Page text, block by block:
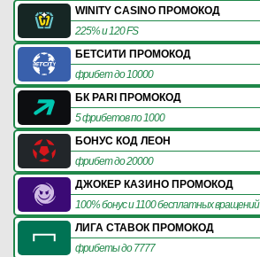
WINITY CASINO ПРОМОКОД
225% и 120 FS
БЕТСИТИ ПРОМОКОД
фрибет до 10000
БК PARI ПРОМОКОД
5 фрибетов по 1000
БОНУС КОД ЛЕОН
фрибет до 20000
ДЖОКЕР КАЗИНО ПРОМОКОД
100% бонус и 1100 бесплатных вращений
ЛИГА СТАВОК ПРОМОКОД
фрибеты до 7777